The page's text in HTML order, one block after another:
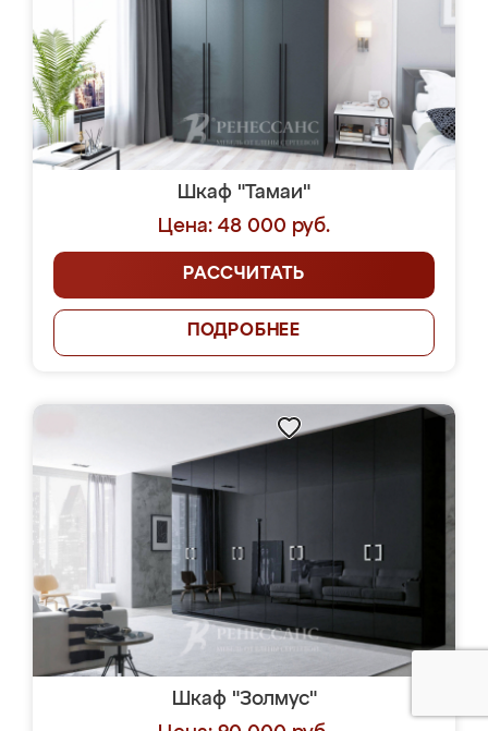
Шкаф "Тамаи"
Цена: 48 000 руб.
РАССЧИТАТЬ
ПОДРОБНЕЕ
Шкаф "Золмус"